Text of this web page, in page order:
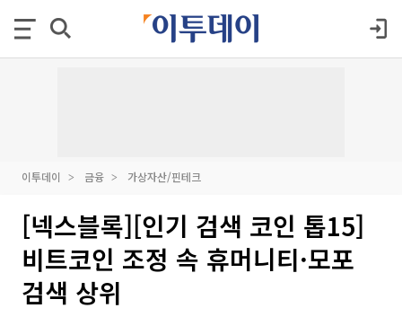
이투데이 금융 가상자산/핀테크
[넥스블록][인기 검색 코인 톱15]
비트코인 조정 속 휴머니티·모포
검색 상위